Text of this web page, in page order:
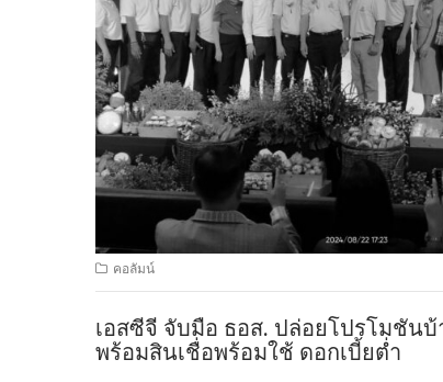
คอลัมน์
เอสซีจี จับมือ ธอส. ปล่อยโปรโมชันบ้
พร้อมสินเชื่อพร้อมใช้ ดอกเบี้ยต่ำ